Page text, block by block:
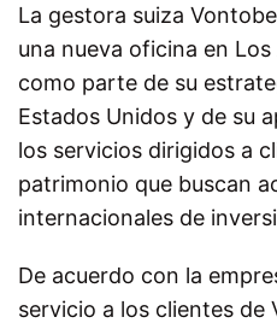
La gestora suiza
una nueva oficina en
como parte de su
Estados Unidos y de su
los servicios dirigidos a
patrimonio que buscan
internacionales de
De acuerdo con la
servicio a los clientes de